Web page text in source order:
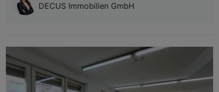
DECUS Immobilien GmbH